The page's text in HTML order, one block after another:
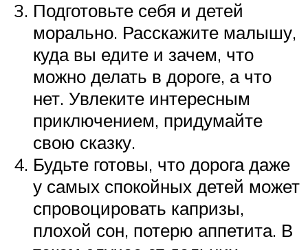
Подготовьте себя и детей
морально. Расскажите малышу,
куда вы едите и зачем, что
можно делать в дороге, а что
нет. Увлеките интересным
приключением, придумайте
свою сказку.
Будьте готовы, что дорога даже
у самых спокойных детей может
спровоцировать капризы,
плохой сон, потерю аппетита. В